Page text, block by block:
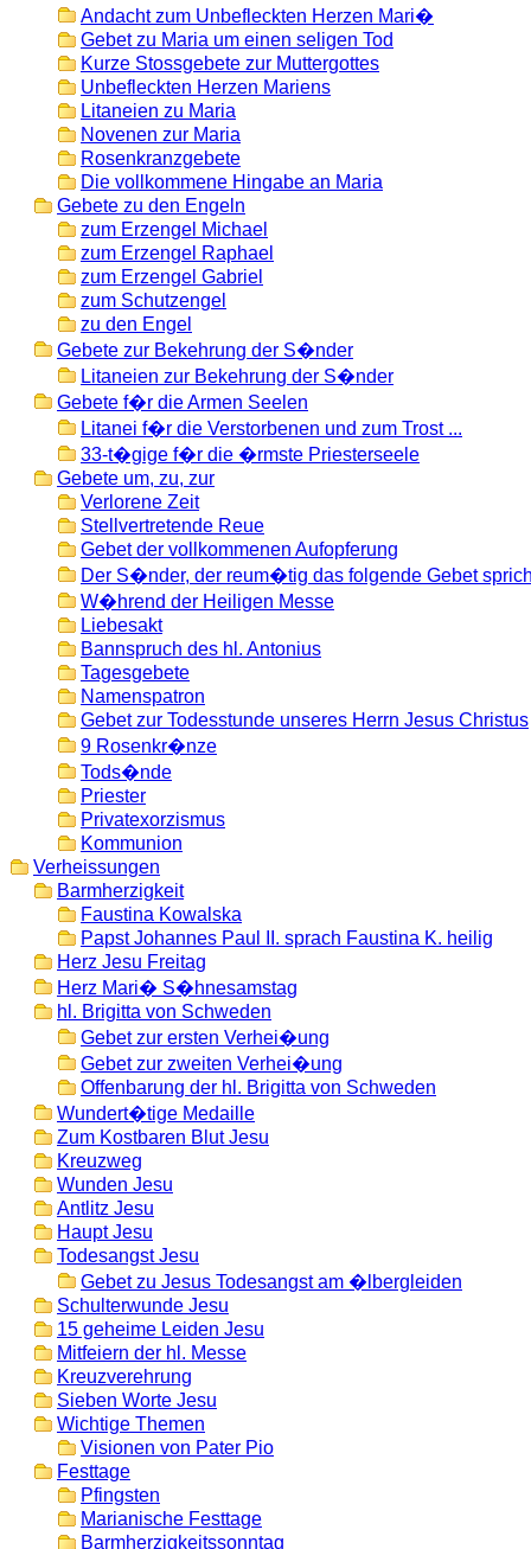
Andacht zum Unbefleckten Herzen Mari�
Gebet zu Maria um einen seligen Tod
Kurze Stossgebete zur Muttergottes
Unbefleckten Herzen Mariens
Litaneien zu Maria
Novenen zur Maria
Rosenkranzgebete
Die vollkommene Hingabe an Maria
Gebete zu den Engeln
zum Erzengel Michael
zum Erzengel Raphael
zum Erzengel Gabriel
zum Schutzengel
zu den Engel
Gebete zur Bekehrung der S�nder
Litaneien zur Bekehrung der S�nder
Gebete f�r die Armen Seelen
Litanei f�r die Verstorbenen und zum Trost ...
33-t�gige f�r die �rmste Priesterseele
Gebete um, zu, zur
Verlorene Zeit
Stellvertretende Reue
Gebet der vollkommenen Aufopferung
Der S�nder, der reum�tig das folgende Gebet
W�hrend der Heiligen Messe
Liebesakt
Bannspruch des hl. Antonius
Tagesgebete
Namenspatron
Gebet zur Todesstunde unseres Herrn Jesus Christus
9 Rosenkr�nze
Tods�nde
Priester
Privatexorzismus
Kommunion
Verheissungen
Barmherzigkeit
Faustina Kowalska
Papst Johannes Paul II. sprach Faustina K. heilig
Herz Jesu Freitag
Herz Mari� S�hnesamstag
hl. Brigitta von Schweden
Gebet zur ersten Verhei�ung
Gebet zur zweiten Verhei�ung
Offenbarung der hl. Brigitta von Schweden
Wundert�tige Medaille
Zum Kostbaren Blut Jesu
Kreuzweg
Wunden Jesu
Antlitz Jesu
Haupt Jesu
Todesangst Jesu
Gebet zu Jesus Todesangst am �lbergleiden
Schulterwunde Jesu
15 geheime Leiden Jesu
Mitfeiern der hl. Messe
Kreuzverehrung
Sieben Worte Jesu
Wichtige Themen
Visionen von Pater Pio
Festtage
Pfingsten
Marianische Festtage
Barmherzigkeitssonntag